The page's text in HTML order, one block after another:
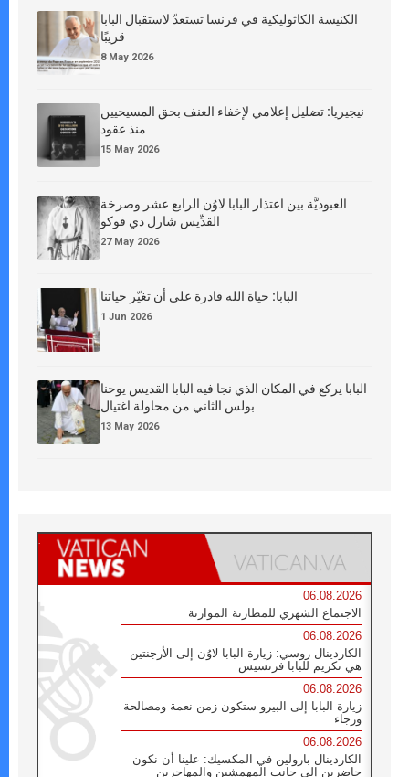
الكنيسة الكاثوليكية في فرنسا تستعدّ لاستقبال البابا
قريبًا
8 May 2026
نيجيريا: تضليل إعلامي لإخفاء العنف بحق المسيحيين
منذ عقود
15 May 2026
العبوديَّة بين اعتذار البابا لاوُن الرابع عشر وصرخة
القدِّيس شارل دي فوكو
27 May 2026
البابا: حياة الله قادرة على أن تغيّر حياتنا
1 Jun 2026
البابا يركع في المكان الذي نجا فيه البابا القديس يوحنا
بولس الثاني من محاولة اغتيال
13 May 2026
06.08.2026
الاجتماع الشهري للمطارنة الموارنة
06.08.2026
الكاردينال روسي: زيارة البابا لاوُن إلى الأرجنتين
هي تكريم للبابا فرنسيس
06.08.2026
زيارة البابا إلى البيرو ستكون زمن نعمة ومصالحة
ورجاء
06.08.2026
الكاردينال بارولين في المكسيك: علينا أن نكون
حاضرين إلى جانب المهمشين والمهاجرين